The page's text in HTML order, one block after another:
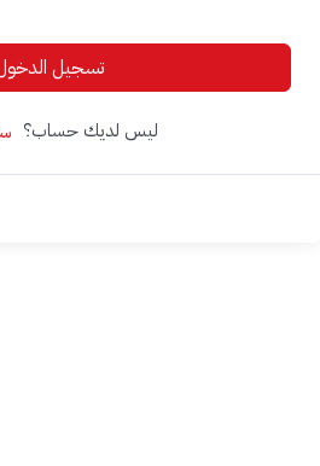
تسجيل
ليس لديك حساب؟